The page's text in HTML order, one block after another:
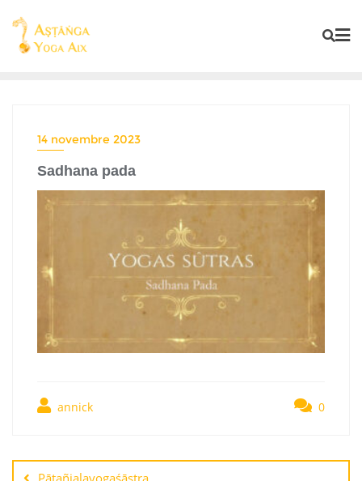
14 novembre 2023
Sadhana pada
annick 0
Pātañjalayogaśāstra